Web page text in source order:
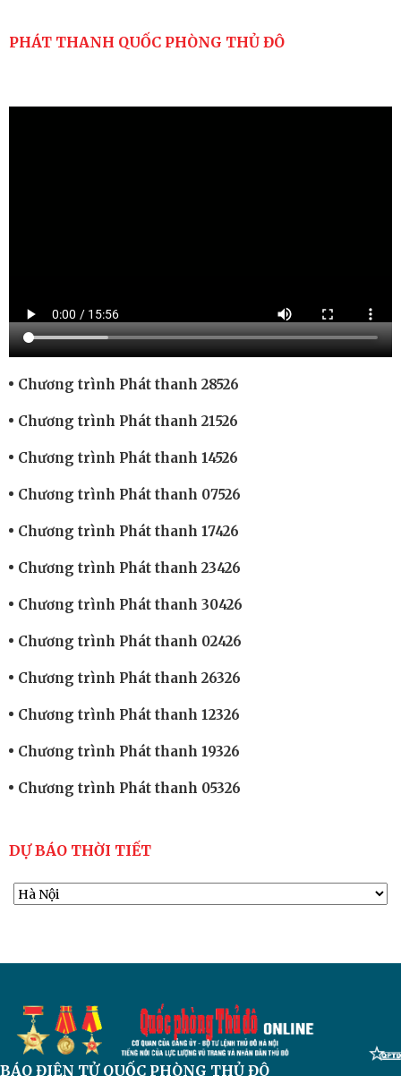
PHÁT THANH QUỐC PHÒNG THỦ ĐÔ
Chương trình Phát thanh 28526
Chương trình Phát thanh 21526
Chương trình Phát thanh 14526
Chương trình Phát thanh 07526
Chương trình Phát thanh 17426
Chương trình Phát thanh 23426
Chương trình Phát thanh 30426
Chương trình Phát thanh 02426
Chương trình Phát thanh 26326
Chương trình Phát thanh 12326
Chương trình Phát thanh 19326
Chương trình Phát thanh 05326
DỰ BÁO THỜI TIẾT
BÁO ĐIỆN TỬQUỐC PHÒNG THỦ ĐÔ